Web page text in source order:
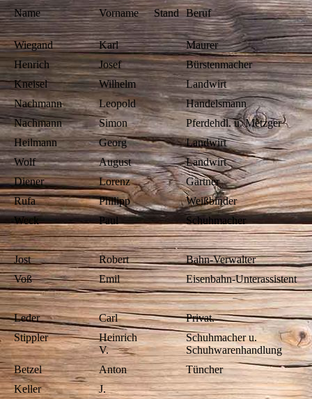
Name Vorname Stand Beruf
Wiegand Karl
Maurer
Henrich
Josef
Bürstenmacher
Kneisel
Wilhelm
Landwirt
Nachmann
Leopold
Handelsmann
Nachmann
Simon
Pferdehdl. u. Metzger
Heilmann
Georg
Landwirt
Wolf
August
Landwirt
Diener
Lorenz
Gärtner
Rufa
Philipp
Weißbinder
Weck
Paul Schuhmacher
Jost Robert
Bahn-Verwalter
Voß
Emil Eisenbahn-Unterassistent
Leder Carl
Privat.
Stippler
Heinrich
V.
Schuhmacher u.
Schuhwarenhandlung
Betzel
Anton
Tüncher
Keller
J.